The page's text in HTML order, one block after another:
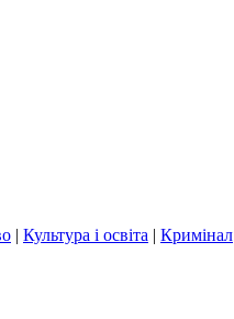
| Культура і освіта | Кримінал